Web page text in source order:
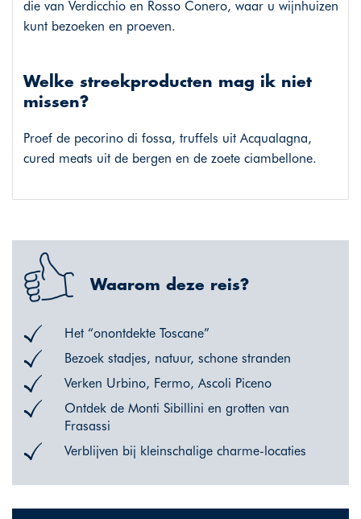
die van Verdicchio en Rosso Conero, waar u wijnhuizen
kunt bezoeken en proeven.
Welke streekproducten mag ik niet
missen?
Proef de pecorino di fossa, truffels uit Acqualagna,
cured meats uit de bergen en de zoete ciambellone.
Waarom deze reis?
Het “onontdekte Toscane”
Bezoek stadjes, natuur, schone stranden
Verken Urbino, Fermo, Ascoli Piceno
Ontdek de Monti Sibillini en grotten van
Frasassi
Verblijven bij kleinschalige charme-locaties